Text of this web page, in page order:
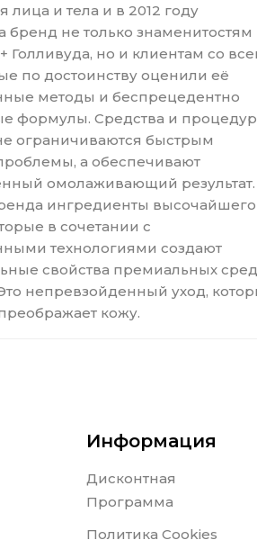
лица и тела и в 2012 году
бренд не только знаменитостям
Голливуда, но и клиентам со
по достоинству оценили её
методы и беспрецедентно
формулы. Средства и
ограничиваются быстрым
а обеспечивают
омолаживающий результат.
ингредиенты высочайшего
в сочетании с
технологиями создают
свойства премиальных
непревзойденный уход,
кожу.
Информация
Дисконтная
Программа
Политика Cookies